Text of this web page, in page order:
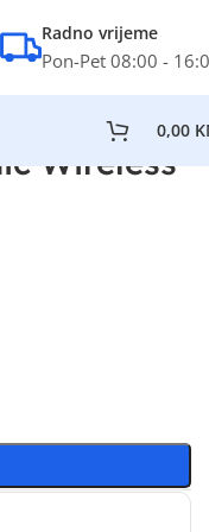
Radno vrijeme
Pon-Pet 08:00 -
0,00
Wireless